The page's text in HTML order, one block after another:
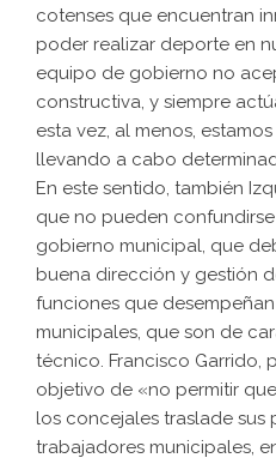
cotenses que encuentran
poder realizar deporte en
equipo de gobierno no
constructiva, y siempre
esta vez, al menos,
llevando a cabo
En este sentido, también
que no pueden
gobierno municipal, que
buena dirección y gestión
funciones que
municipales, que son de
técnico. Francisco Garrido,
objetivo de «no permitir
los concejales traslade sus
trabajadores municipales,